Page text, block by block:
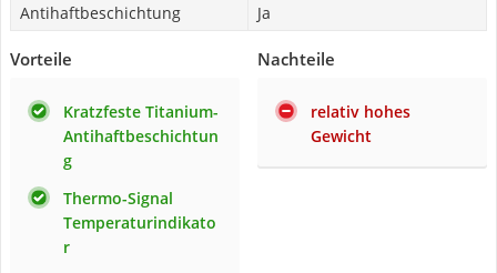
Antihaftbeschichtung
Ja
Vorteile
Kratzfeste Titanium-
Antihaftbeschichtun
g
Thermo-Signal
Temperaturindikato
r
Nachteile
relativ hohes
Gewicht